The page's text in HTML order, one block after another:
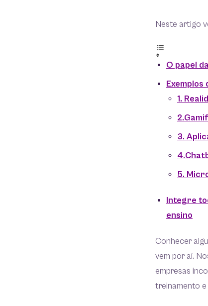
Neste artigo
O papel
Exemplos
1.
3.
5.
Integre
ensino
Conhecer
vem por aí.
empresas
treinamento e